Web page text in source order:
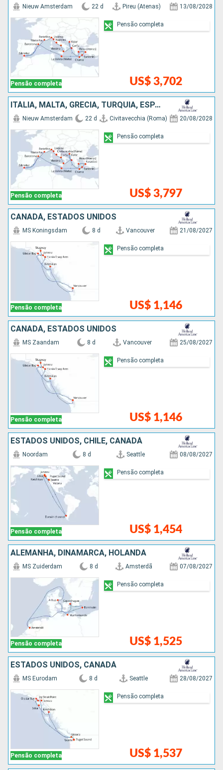
Pensão completa
Nieuw Amsterdam 22 d Pireu (Atenas) 13/08/2028
US$ 3,702
Pensão completa
ITÁLIA, MALTA, GRÉCIA, TURQUIA, ESPANHA, FRANCIA, MONTENEGRO
Pensão completa
Nieuw Amsterdam 22 d Civitavecchia (Roma) 20/08/2028
US$ 3,797
Pensão completa
CANADÁ, ESTADOS UNIDOS
Pensão completa
MS Koningsdam 8 d Vancouver 21/08/2027
US$ 1,146
Pensão completa
CANADÁ, ESTADOS UNIDOS
Pensão completa
MS Zaandam 8 d Vancouver 25/08/2027
US$ 1,146
Pensão completa
ESTADOS UNIDOS, CHILE, CANADÁ
Pensão completa
Noordam 8 d Seattle 08/08/2027
US$ 1,454
Pensão completa
ALEMANHA, DINAMARCA, HOLANDA
Pensão completa
MS Zuiderdam 8 d Amsterdã 07/08/2027
US$ 1,525
Pensão completa
ESTADOS UNIDOS, CANADÁ
Pensão completa
MS Eurodam 8 d Seattle 28/08/2027
US$ 1,537
Pensão completa